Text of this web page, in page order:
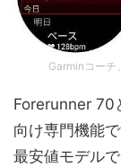
Garminコーチ
Forerunner 70
向け専門機能
最安値モデル